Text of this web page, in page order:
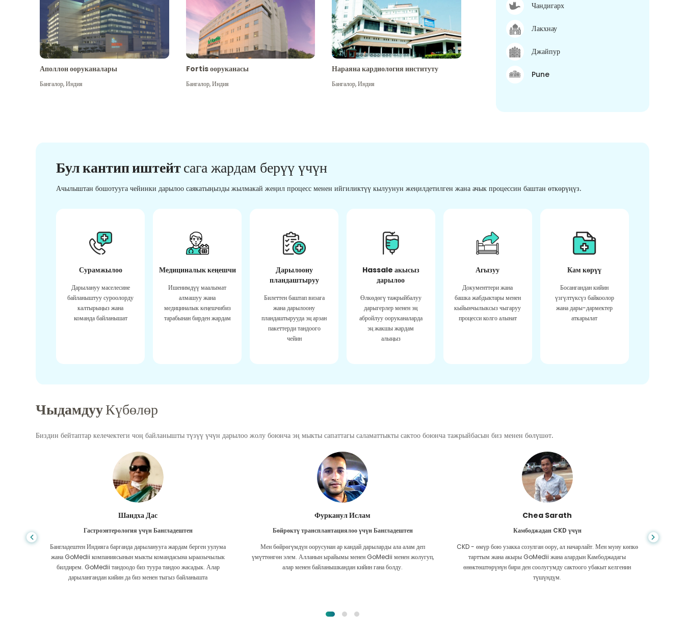
Аполлон ооруканалары
Бангалор,Индия
Fortis ооруканасы
Бангалор,Индия
Нараяна кардиология институту
Бангалор,Индия
Чандигарх
Лакхнау
Джайпур
Pune
Бул кантип иштейтсага жардам берүү үчүн
Ачылыштан бошотууга чейинки дарылоо саякатыңызды жылмакай жеңил процесс менен ийгиликтүү кылуунун жеңилдетилген жана ачык процессин баштан өткөрүңүз.
Сурамжылоо
Дарылануу маселесине
байланыштуу суроолорду
калтырыңыз жана
команда байланышат
Медициналык кеңешчи
Ишенимдүү маалымат
алмашуу жана
медициналык кеңешчибиз
тарабынан бирден жардам
Дарылоону
пландаштыруу
Билеттен баштап визага
жана дарылоону
пландаштырууда эң арзан
пакеттерди тандоого
чейин
Hassale акысыз
дарылоо
Өлкөдөгү тажрыйбалуу
дарыгерлер менен эң
абройлуу ооруканаларда
эң жакшы жардам
алыңыз
Агызуу
Документтери жана
башка жабдыктары менен
кыйынчылыксыз чыгаруу
процесси колго алынат
Кам көрүү
Босангандан кийин
үзгүлтүксүз байкоолор
жана дары-дармектер
аткарылат
ЧыдамдууКүбөлөр
Биздин бейтаптар келечектеги чоң байланышты түзүү үчүн дарылоо жолу боюнча эң мыкты сапаттагы саламаттыкты сактоо боюнча тажрыйбасын биз менен бөлүшөт.
Шандха Дас
Гастроэнтерология үчүн Бангладештен
Бангладештен Индияга барганда дарыланууга жардам берген уулума
жана GoMedii компаниясынын мыкты командасына ыраазычылык
билдирем. GoMedii тандоодо биз туура тандоо жасадык. Алар
дарылангандан кийин да биз менен тыгыз байланышта
Фурканул Ислам
Бөйрөктү трансплантациялоо үчүн Бангладештен
Мен бөйрөгүмдүн оорусунан ар кандай дарыларды ала алам деп
үмүттөнгөн элем. Алланын ырайымы менен GoMedii менен жолугуп,
алар менен байланышкандан кийин гана болду.
Chea Sarath
Камбоджадан CKD үчүн
CKD - өмүр бою узакка созулган оору, ал начарлайт. Мен муну көпкө
тарттым жана акыры GoMedii жана алардын Камбоджадагы
өнөктөштөрүнүн бири ден соолугумду сактоого убакыт келгенин
түшүндүм.